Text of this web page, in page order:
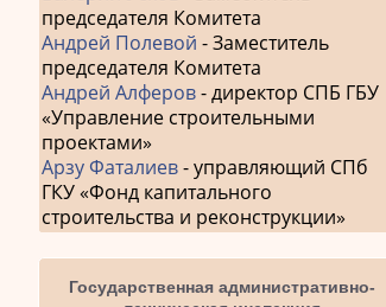
председателя Комитета
Андрей Полевой - Заместитель
председателя Комитета
Андрей Алферов- директор СПБ ГБУ
«Управление строительными
проектами»
Арзу Фаталиев- управляющий СПб
ГКУ «Фонд капитального
строительства и реконструкции»
Государственная административно-